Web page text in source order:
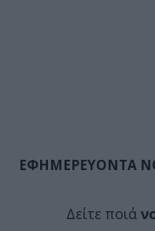
ΕΦΗΜΕΡΕΥΟΝΤΑ
Δείτε ποιά